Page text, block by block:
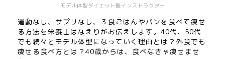
モデル体型ダイエット塾インストラクター
運動なし、サプリなし、３食ごはんやパンを食べて痩せ
る方法を栄養士はなえりがお伝えします。40代、50代
でも続々とモデル体型になっていく理由とは？外食でも
痩せる食べ方とは？40歳からは、食べなきゃ痩せませ